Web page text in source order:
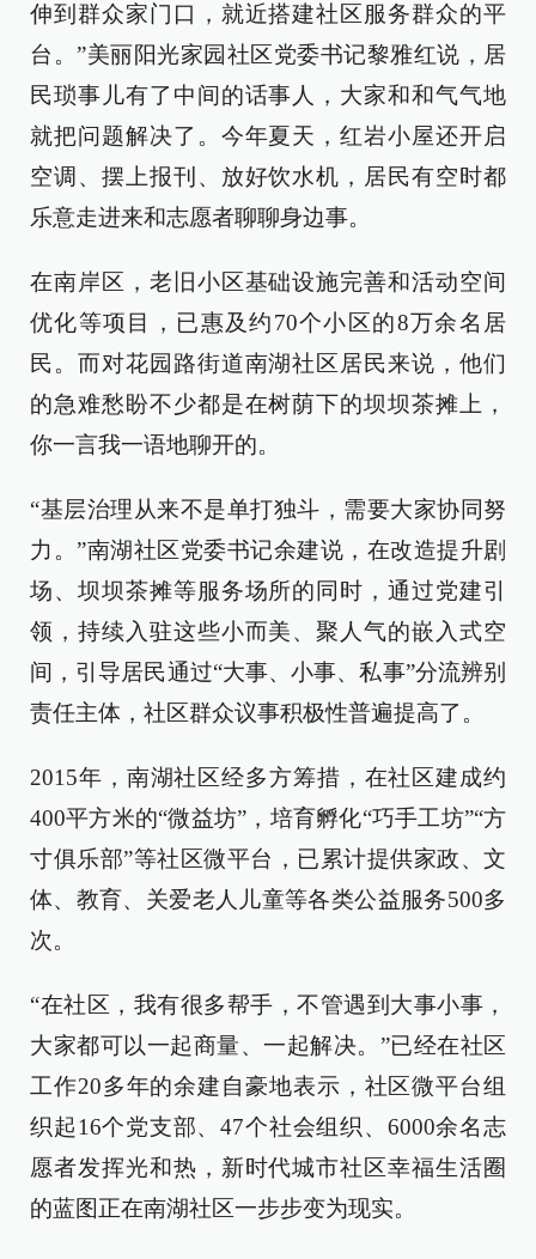
伸到群众家门口，就近搭建社区服务群众的平
台。”美丽阳光家园社区党委书记黎雅红说，居
民琐事儿有了中间的话事人，大家和和气气地
就把问题解决了。今年夏天，红岩小屋还开启
空调、摆上报刊、放好饮水机，居民有空时都
乐意走进来和志愿者聊聊身边事。
在南岸区，老旧小区基础设施完善和活动空间
优化等项目，已惠及约70个小区的8万余名居
民。而对花园路街道南湖社区居民来说，他们
的急难愁盼不少都是在树荫下的坝坝茶摊上，
你一言我一语地聊开的。
“基层治理从来不是单打独斗，需要大家协同努
力。”南湖社区党委书记余建说，在改造提升剧
场、坝坝茶摊等服务场所的同时，通过党建引
领，持续入驻这些小而美、聚人气的嵌入式空
间，引导居民通过“大事、小事、私事”分流辨别
责任主体，社区群众议事积极性普遍提高了。
2015年，南湖社区经多方筹措，在社区建成约
400平方米的“微益坊”，培育孵化“巧手工坊”“方
寸俱乐部”等社区微平台，已累计提供家政、文
体、教育、关爱老人儿童等各类公益服务500多
次。
“在社区，我有很多帮手，不管遇到大事小事，
大家都可以一起商量、一起解决。”已经在社区
工作20多年的余建自豪地表示，社区微平台组
织起16个党支部、47个社会组织、6000余名志
愿者发挥光和热，新时代城市社区幸福生活圈
的蓝图正在南湖社区一步步变为现实。